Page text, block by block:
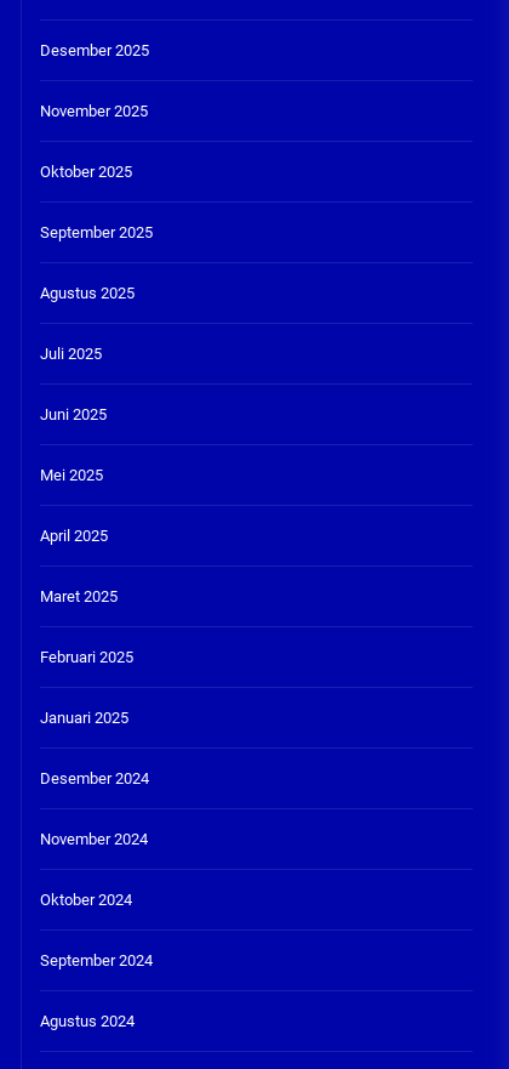
Desember 2025
November 2025
Oktober 2025
September 2025
Agustus 2025
Juli 2025
Juni 2025
Mei 2025
April 2025
Maret 2025
Februari 2025
Januari 2025
Desember 2024
November 2024
Oktober 2024
September 2024
Agustus 2024